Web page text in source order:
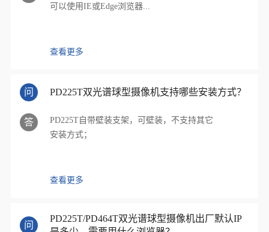
可以使用IE或Edge浏览器...
查看更多
问 PD225T双光谱球型摄像机支持哪些安装方式？
答
PD225T自带壁装支架，可壁装，不支持其它
安装方式；
查看更多
问
PD225T/PD464T双光谱球型摄像机出厂默认IP